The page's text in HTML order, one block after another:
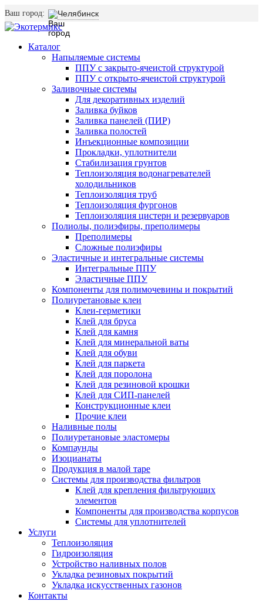
Ваш город: Челябинск
Каталог
Напыляемые системы
ППУ с закрыто-ячеистой структурой
ППУ с открыто-ячеистой структурой
Заливочные системы
Для декоративных изделий
Заливка буйков
Заливка панелей (ПИР)
Заливка полостей
Инъекционные композиции
Прокладки, уплотнители
Стабилизация грунтов
Теплоизоляция водонагревателей
холодильников
Теплоизоляция труб
Теплоизоляция фургонов
Теплоизоляция цистерн и резервуаров
Полиолы, полиэфиры, преполимеры
Преполимеры
Сложные полиэфиры
Эластичные и интегральные системы
Интегральные ППУ
Эластичные ППУ
Компоненты для полимочевины и покрытий
Полиуретановые клеи
Клеи-герметики
Клей для бруса
Клей для камня
Клей для минеральной ваты
Клей для обуви
Клей для паркета
Клей для поролона
Клей для резиновой крошки
Клей для СИП-панелей
Конструкционные клеи
Прочие клеи
Наливные полы
Полиуретановые эластомеры
Компаунды
Изоцианаты
Продукция в малой таре
Системы для производства фильтров
Клей для крепления фильтрующих
элементов
Компоненты для производства корпусов
Системы для уплотнителей
Услуги
Теплоизоляция
Гидроизоляция
Устройство наливных полов
Укладка резиновых покрытий
Укладка искусственных газонов
Контакты